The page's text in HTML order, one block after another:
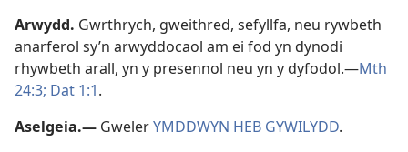
Arwydd. Gwrthrych, gweithred, sefyllfa, neu rywbeth
anarferol sy’n arwyddocaol am ei fod yn dynodi
rhywbeth arall, yn y presennol neu yn y dyfodol.​—Mth
24:3; Dat 1:1.
Aselgeia.​— GwelerYMDDWYN HEB GYWILYDD.